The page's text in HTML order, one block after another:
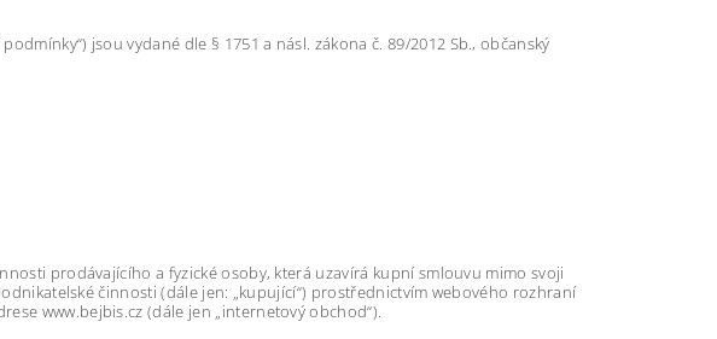
jsou vydané dle § 1751 a násl. zákona č. 89/2012 Sb., občanský
prodávajícího a fyzické osoby, která uzavírá kupní smlouvu mimo svoji
činnosti (dále jen: „kupující“) prostřednictvím webového rozhraní
www.bejbis.cz (dále jen „internetový obchod“).